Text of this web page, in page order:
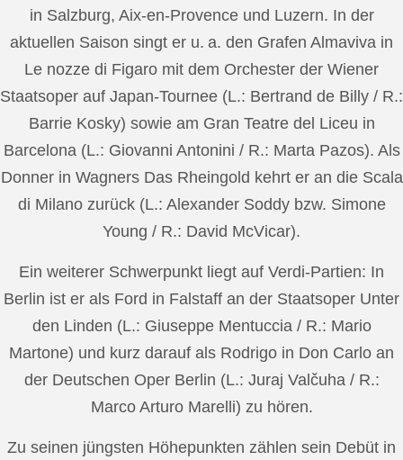
in Salzburg, Aix-en-Provence und Luzern. In der
aktuellen Saison singt er u. a. den Grafen Almaviva in
Le nozze di Figaro mit dem Orchester der Wiener
Staatsoper auf Japan-Tournee (L.: Bertrand de Billy / R.:
Barrie Kosky) sowie am Gran Teatre del Liceu in
Barcelona (L.: Giovanni Antonini / R.: Marta Pazos). Als
Donner in Wagners Das Rheingold kehrt er an die Scala
di Milano zurück (L.: Alexander Soddy bzw. Simone
Young / R.: David McVicar).
Ein weiterer Schwerpunkt liegt auf Verdi-Partien: In
Berlin ist er als Ford in Falstaff an der Staatsoper Unter
den Linden (L.: Giuseppe Mentuccia / R.: Mario
Martone) und kurz darauf als Rodrigo in Don Carlo an
der Deutschen Oper Berlin (L.: Juraj Valčuha / R.:
Marco Arturo Marelli) zu hören.
Zu seinen jüngsten Höhepunkten zählen sein Debüt in